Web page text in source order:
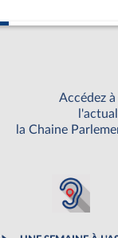
Accédez
la Chaine